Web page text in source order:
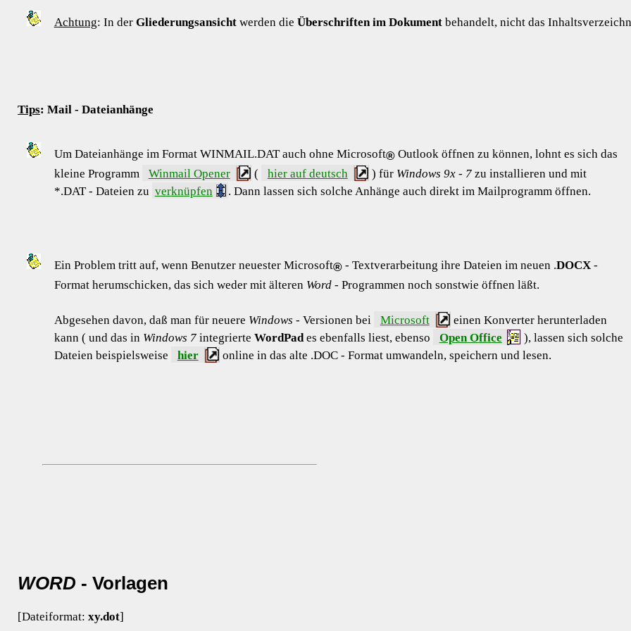
Achtung: In der Gliederungsansichtwerden die Überschriften im Dokumentbehandelt, nicht das
Tips: Mail - Dateianhänge
Um Dateianhänge im Format WINMAIL.DAT auch ohne Microsoft®Outlook öffnen zu können, lohnt es sich das
kleine Programm
Winmail Opener ( hier auf deutsch ) für Windows 9x - 7zu installieren und mit
*.DAT - Dateien zu verknüpfen . Dann lassen sich solche Anhänge auch direkt im Mailprogramm öffnen.
Ein Problem tritt auf, wenn Benutzer neuester Microsoft®- Textverarbeitung ihre Dateien im neuen .DOCX-
Format herumschicken, das sich weder mit älteren Word- Programmen noch sonstwie öffnen läßt.
Abgesehen davon, daß man für neuere Windows - Versionen bei Microsoft
einen Konverter herunterladen
kann ( und das in Windows 7integrierte WordPades ebenfalls liest, ebenso Open Office
), lassen sich solche
Dateien beispielsweise
hier online in das alte .DOC - Format umwandeln, speichern und lesen.
WORD - Vorlagen
[Dateiformat: xy.dot]